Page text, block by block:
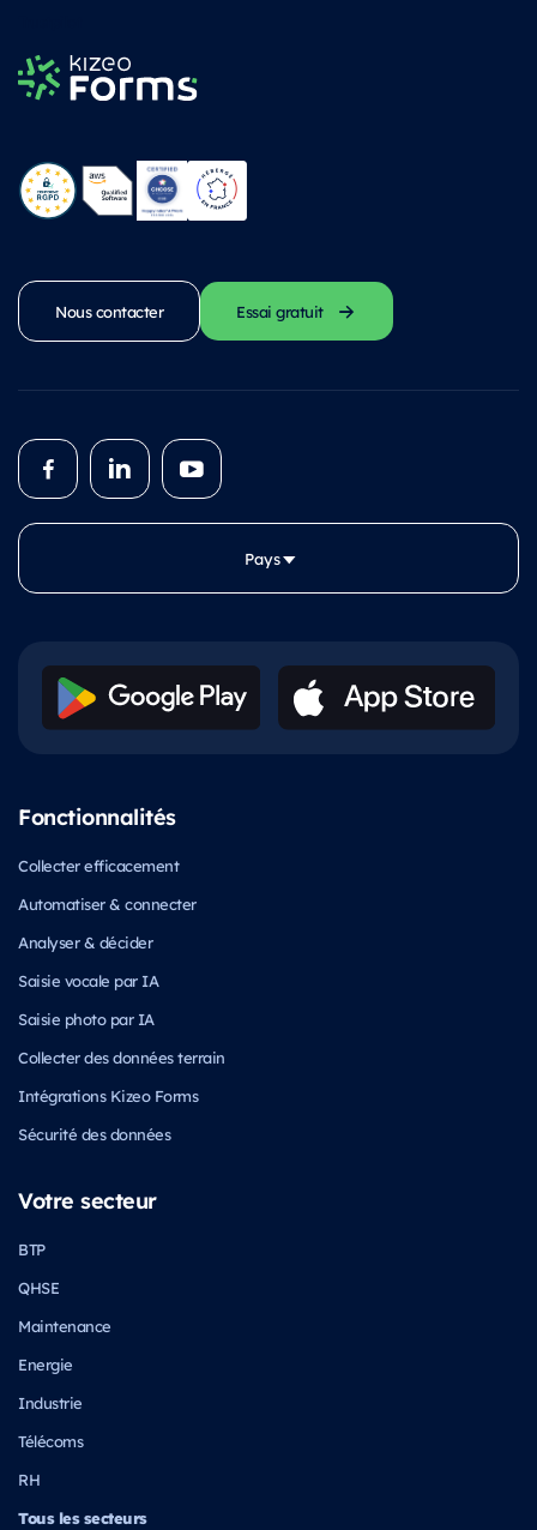
Nous contacter Essai gratuit
Pays
Fonctionnalités
Collecter efficacement
Automatiser & connecter
Analyser & décider
Saisie vocale par IA
Saisie photo par IA
Collecter des données terrain
Intégrations Kizeo Forms
Sécurité des données
Votre secteur
BTP
QHSE
Maintenance
Energie
Industrie
Télécoms
RH
Tous les secteurs